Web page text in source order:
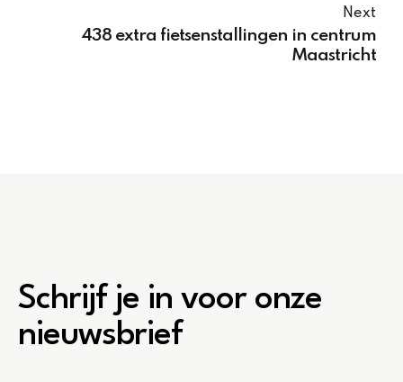
Next
438 extra fietsenstallingen in centrum
Maastricht
Schrijf je in voor onze
nieuwsbrief